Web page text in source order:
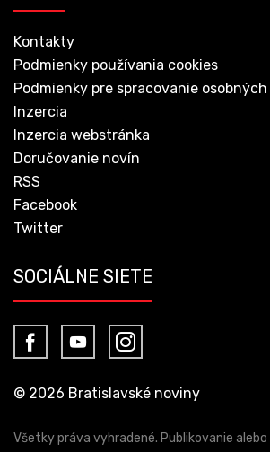
Kontakty
Podmienky používania cookies
Podmienky pre spracovanie
Inzercia
Inzercia webstránka
Doručovanie novín
RSS
Facebook
Twitter
SOCIÁLNE SIETE
© 2026 Bratislavské noviny
Všetky práva vyhradené. Publikovanie alebo